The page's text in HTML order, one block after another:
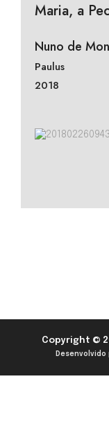
Maria, a
Nuno de
Paulus
2018
Copyright ©
Desenvolvido